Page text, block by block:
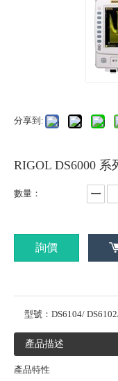
分享到:
RIGOL DS6000 系
數量：
詢價
型號： DS6104/
產品描述
產品特性